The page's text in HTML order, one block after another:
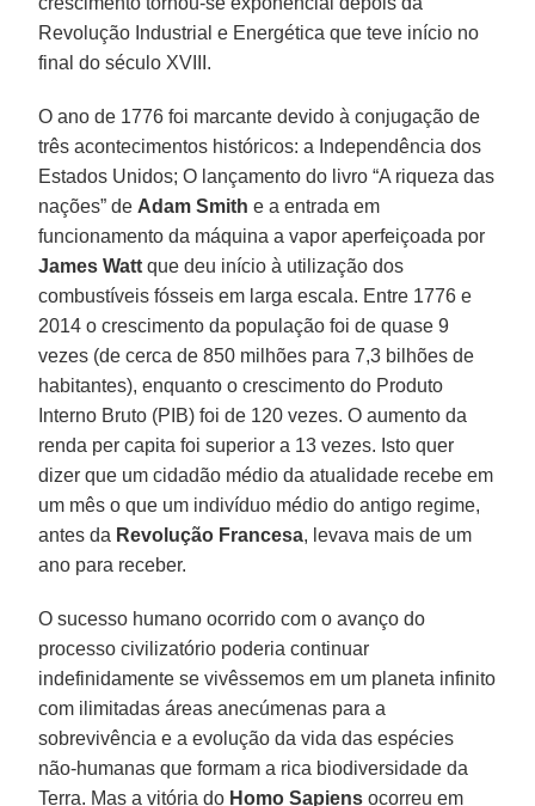
Revolução Industrial e Energética que teve início no
final do século XVIII.
O ano de 1776 foi marcante devido à conjugação de
três acontecimentos históricos: a Independência dos
Estados Unidos; O lançamento do livro “A riqueza das
nações” de Adam Smith e a entrada em
funcionamento da máquina a vapor aperfeiçoada por
James Watt que deu início à utilização dos
combustíveis fósseis em larga escala. Entre 1776 e
2014 o crescimento da população foi de quase 9
vezes (de cerca de 850 milhões para 7,3 bilhões de
habitantes), enquanto o crescimento do Produto
Interno Bruto (PIB) foi de 120 vezes. O aumento da
renda per capita foi superior a 13 vezes. Isto quer
dizer que um cidadão médio da atualidade recebe em
um mês o que um indivíduo médio do antigo regime,
antes da Revolução Francesa, levava mais de um
ano para receber.
O sucesso humano ocorrido com o avanço do
processo civilizatório poderia continuar
indefinidamente se vivêssemos em um planeta infinito
com ilimitadas áreas anecúmenas para a
sobrevivência e a evolução da vida das espécies
não-humanas que formam a rica biodiversidade da
Terra. Mas a vitória do Homo Sapiens ocorreu em